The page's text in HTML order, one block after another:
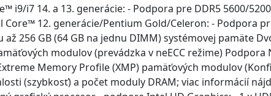
⏳
i9/i7 14. a 13. generácie: - Podpora pre DDR5 5600/
Core™ 12. generácie/Pentium Gold/Celeron: - Podpora
256 GB (64 GB na jednu DIMM) systémovej pamäte
modulov (prevádzka v neECC režime)
Memory Profile (XMP) pamäťových modulov
(szybkosť) a počet moduly DRAM; viac informácií